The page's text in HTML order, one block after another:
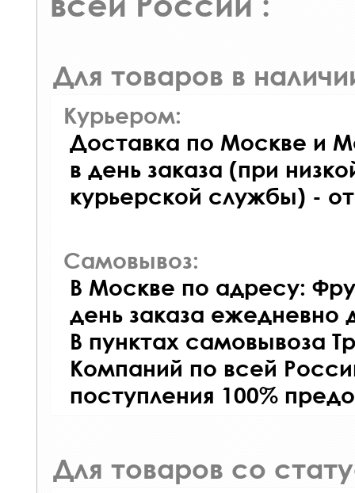
Для товаров в
Курьером:
Доставка по Москве и
в день заказа (при
курьерской службы) -
Самовывоз:
В Москве по адресу:
день заказа ежедневно
В пунктах самовывоза
Компаний по всей
поступления 100%
Для товаров со